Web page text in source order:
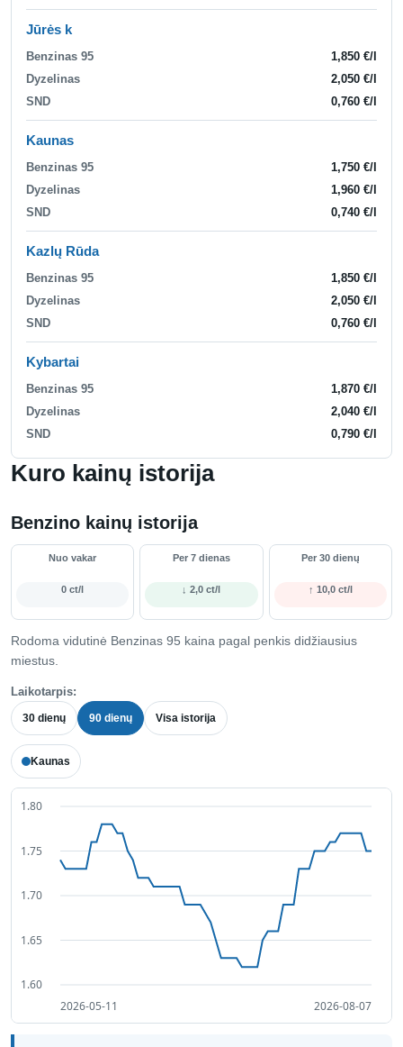
Kuro kainų istorija
Benzino kainų istorija
Nuo vakar
0 ct/l
Per 7 dienas
↓ 2,0 ct/l
Per 30 dienų
↑ 10,0 ct/l
Rodoma vidutinė Benzinas 95 kaina pagal penkis didžiausius
miestus.
Laikotarpis:
30 dienų 90 dienų Visa istorija
Kaunas
Jūrės k
Benzinas 95
1,850 €/l
Dyzelinas
2,050 €/l
SND
0,760 €/l
Kaunas
Benzinas 95
1,750 €/l
Dyzelinas
1,960 €/l
SND
0,740 €/l
Kazlų Rūda
Benzinas 95
1,850 €/l
Dyzelinas
2,050 €/l
SND
0,760 €/l
Kybartai
Benzinas 95
1,870 €/l
Dyzelinas
2,040 €/l
SND
0,790 €/l